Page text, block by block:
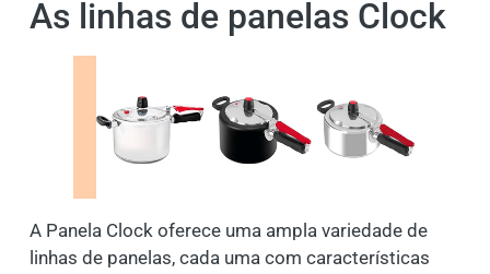
As linhas de panelas Clock
A Panela Clock oferece uma ampla variedade de
linhas de panelas, cada uma com características